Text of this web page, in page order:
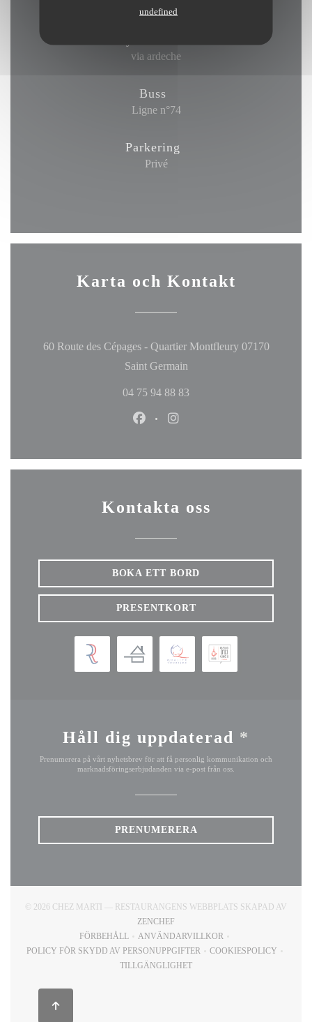
undefined
via ardeche
Buss
Ligne n°74
Parkering
Privé
Karta och Kontakt
60 Route des Cépages - Quartier Montfleury 07170
Saint Germain((öppnas i ett nytt fönster))
04 75 94 88 83
Facebook ((öppnas i ett nytt
Kontakta oss
BOKA ETT BORD
PRESENTKORT
Håll dig uppdaterad *
Prenumerera på vårt nyhetsbrev för att få personlig kommunikation och
marknadsföringserbjudanden via e-post från oss.
PRENUMERERA
© 2026 CHEZ MARTI — RESTAURANGENS WEBBPLATS SKAPAD AV
ZENCHEF
FÖRBEHÅLL
ANVÄNDARVILLKOR
POLICY FÖR SKYDD AV PERSONUPPGIFTER
COOKIESPOLICY
TILLGÄNGLIGHET